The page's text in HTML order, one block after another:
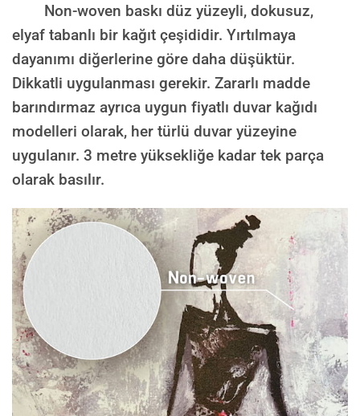
Non-woven baskı düz yüzeyli, dokusuz,
elyaf tabanlı bir kağıt çeşididir. Yırtılmaya
dayanımı diğerlerine göre daha düşüktür.
Dikkatli uygulanması gerekir. Zararlı madde
barındırmaz ayrıca uygun fiyatlı duvar kağıdı
modelleri olarak, her türlü duvar yüzeyine
uygulanır. 3 metre yüksekliğe kadar tek parça
olarak basılır.